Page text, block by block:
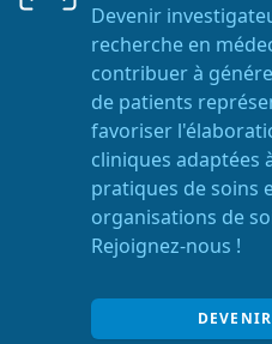
Devenir
recherche en
contribuer à
de patients
favoriser
cliniques adaptées
pratiques de soins
organisations de
Rejoignez-nous !